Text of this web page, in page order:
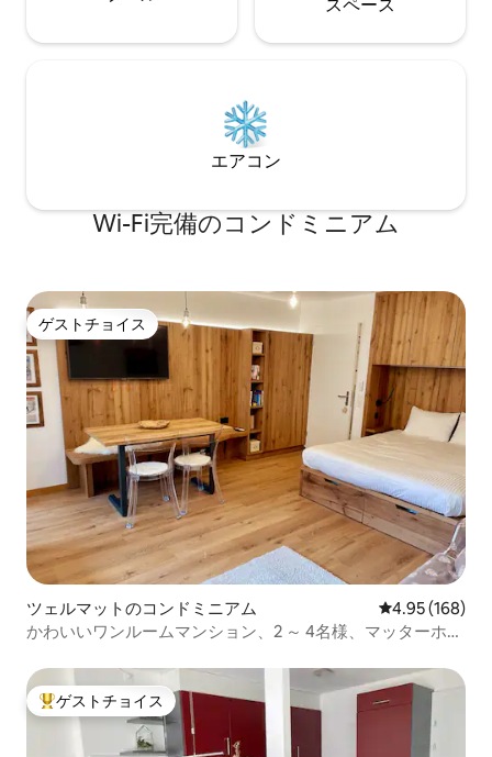
ス⁠ペ⁠ー⁠ス
エアコン
Wi-Fi完備のコンドミニアム
ゲストチョイス
ゲストチョイス
ツェルマットのコンドミニアム レビュー168
4.95 (168)
かわいいワンルームマンション、2 ～ 4名様、マッターホル
大好評のゲストチョイスです。
ゲストチョイス